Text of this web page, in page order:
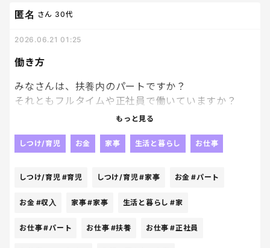
まじでこいつと老後一緒になんかいたくないわ
てか私が貯金とかしながら老後のために頑張ってる
くないわ
働き方
匿名 さん 30代
2026.06.21 01:25
みなさんは、扶養内のパートですか？
それともフルタイムや正社員で働いていますか？
育児とのバランス、体力、急な呼び出しなど、考え
の働き方が自分には合っているのかなと思う日もあ
もっと見る
しつけ/育児 お金 家事 生活と暮らし お仕事
しつけ/育児 #育児 しつけ/育児#家事 お金 #パート
お金 #収入 家事#家事 生活と暮らし #家
お仕事#パート お仕事 #扶養 お仕事 #正社員